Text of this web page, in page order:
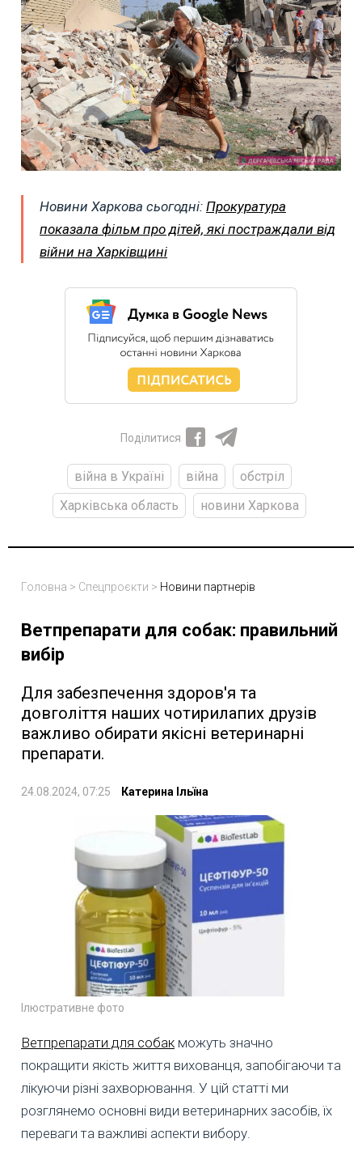
Новини Харкова сьогодні: Прокуратура
показала фільм про дітей, які постраждали від
війни на Харківщині
Поділитися
війна в Україні війна
обстріл
Харківська область
новини Харкова
Головна > Спецпроєкти > Новини партнерів
Ветпрепарати для собак: правильний
вибір
Для забезпечення здоров'я та
довголіття наших чотирилапих друзів
важливо обирати якісні ветеринарні
препарати.
24.08.2024, 07:25 Катерина Ільїна
Ілюстративне фото
Ветпрепарати для собак можуть значно
покращити якість життя вихованця, запобігаючи та
лікуючи різні захворювання. У цій статті ми
розглянемо основні види ветеринарних засобів, їх
переваги та важливі аспекти вибору.